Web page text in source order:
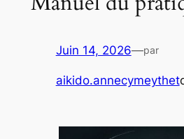
Juin 14, 2026—par
aikido.annecymeythet